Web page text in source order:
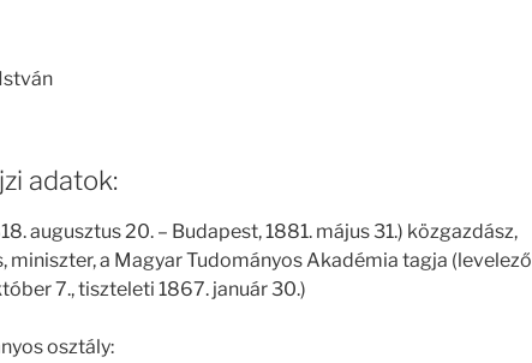
adatok:
augusztus 20. – Budapest, 1881. május 31.) közgazdász,
miniszter, a Magyar Tudományos Akadémia tagja (levelező
7., tiszteleti 1867. január 30.)
osztály: